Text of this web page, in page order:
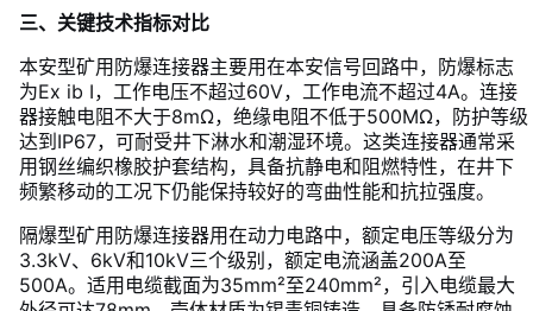
三、关键技术指标对比
本安型矿用防爆连接器主要用在本安信号回路中，防爆标志
为Ex ib I，工作电压不超过60V，工作电流不超过4A。连接
器接触电阻不大于8mΩ，绝缘电阻不低于500MΩ，防护等级
达到IP67，可耐受井下淋水和潮湿环境。这类连接器通常采
用钢丝编织橡胶护套结构，具备抗静电和阻燃特性，在井下
频繁移动的工况下仍能保持较好的弯曲性能和抗拉强度。
隔爆型矿用防爆连接器用在动力电路中，额定电压等级分为
3.3kV、6kV和10kV三个级别，额定电流涵盖200A至
500A。适用电缆截面为35mm²至240mm²，引入电缆最大